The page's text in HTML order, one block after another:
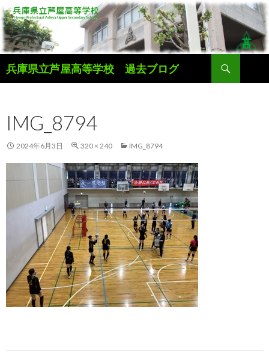
兵庫県立芦屋高等学校 過去ブログ
索
ン
ツ
へ
ッ
IMG_8794
2024年6月3日 320 × 240 IMG_8794